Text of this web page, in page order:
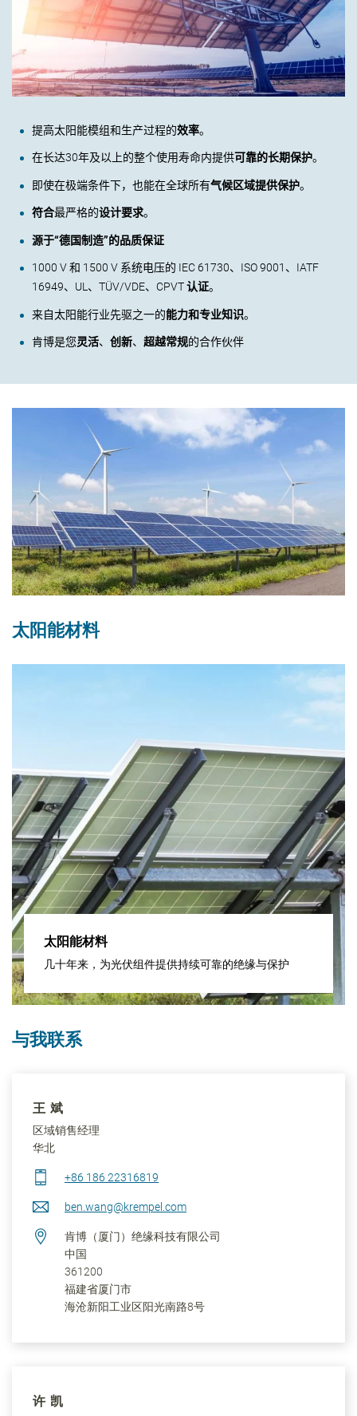
提高太阳能模组和生产过程的效率。
在长达30年及以上的整个使用寿命内提供可靠的长期保护。
即使在极端条件下，也能在全球所有气候区域提供保护。
符合最严格的设计要求。
源于“德国制造”的品质保证
1000 V和 1500 V 系统电压的 IEC 61730、 ISO 9001 、 IATF
16949、 UL 、 TÜV/VDE、 CPVT认证。
来自太阳能行业先驱之一的能力和专业知识。
肯博是您灵活、 创新、 超越常规的合作伙伴
太阳能材料
太阳能材料
几十年来，为光伏组件提供持续可靠的绝缘与保护
与我联系
王 斌
区域销售经理
华北
+86 186 22316819
ben.wang@krempel.com
肯博（厦门）绝缘科技有限公司
中国
361200
福建省厦门市
海沧新阳工业区阳光南路8号
许 凯